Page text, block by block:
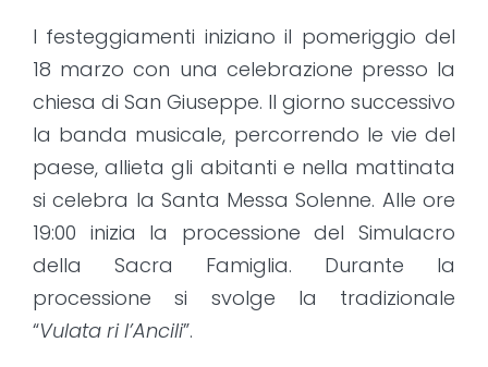
I festeggiamenti iniziano il pomeriggio del
18 marzo con una celebrazione presso la
chiesa di San Giuseppe. Il giorno successivo
la banda musicale, percorrendo le vie del
paese, allieta gli abitanti e nella mattinata
si celebra la Santa Messa Solenne. Alle ore
19:00 inizia la processione del Simulacro
della Sacra Famiglia. Durante la
processione si svolge la tradizionale
“Vulata ri l’Ancili”.